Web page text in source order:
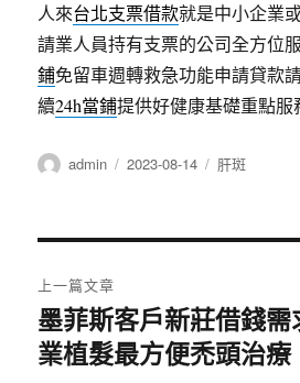
人來台北支票借款就是中小企業
請業人員持有支票的公司全方位
鋪免留車週轉救急功能申請貸款
續24h當鋪提供好健康基礎重點服
作
admin
發
2023-08-14
分
肝斑
章
導
上一篇文章
上
一
墨菲斯客戶新莊借錢
業植髮最方便禿頭治療